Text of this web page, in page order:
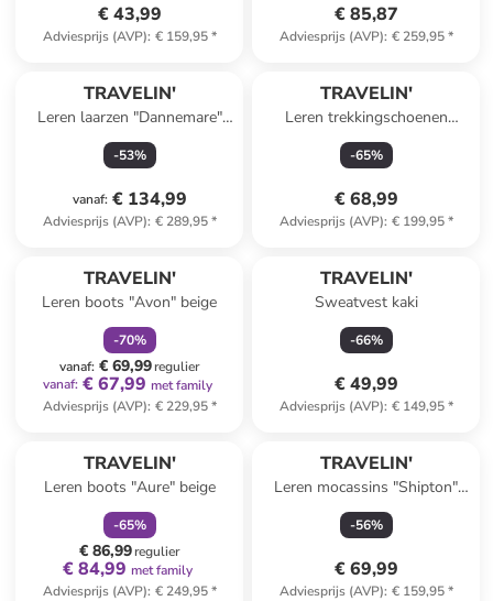
€ 43,99
Adviesprijs (AVP): € 159,95*
€ 85,87
Adviesprijs (AVP): € 259,95*
TRAVELIN'
Leren laarzen "Dannemare"
zwart
-53%
vanaf: € 134,99
Adviesprijs (AVP): € 289,95*
TRAVELIN'
Leren trekkingschoenen
"Hornborg" bruin
-65%
€ 68,99
Adviesprijs (AVP): € 199,95*
TRAVELIN'
Leren boots "Avon" beige
-70%
vanaf: € 69,99regulier
vanaf: € 67,99 met family
Adviesprijs (AVP): € 229,95*
TRAVELIN'
Sweatvest kaki
-66%
€ 49,99
Adviesprijs (AVP): € 149,95*
TRAVELIN'
Leren boots "Aure" beige
-65%
€ 86,99regulier
€ 84,99 met family
Adviesprijs (AVP): € 249,95*
TRAVELIN'
Leren mocassins "Shipton"
beige
-56%
€ 69,99
Adviesprijs (AVP): € 159,95*